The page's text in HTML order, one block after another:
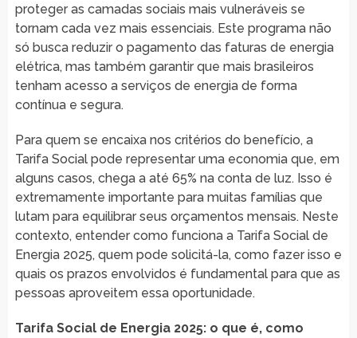
proteger as camadas sociais mais vulneráveis se
tornam cada vez mais essenciais. Este programa não
só busca reduzir o pagamento das faturas de energia
elétrica, mas também garantir que mais brasileiros
tenham acesso a serviços de energia de forma
contínua e segura.
Para quem se encaixa nos critérios do benefício, a
Tarifa Social pode representar uma economia que, em
alguns casos, chega a até 65% na conta de luz. Isso é
extremamente importante para muitas famílias que
lutam para equilibrar seus orçamentos mensais. Neste
contexto, entender como funciona a Tarifa Social de
Energia 2025, quem pode solicitá-la, como fazer isso e
quais os prazos envolvidos é fundamental para que as
pessoas aproveitem essa oportunidade.
Tarifa Social de Energia 2025: o que é, como